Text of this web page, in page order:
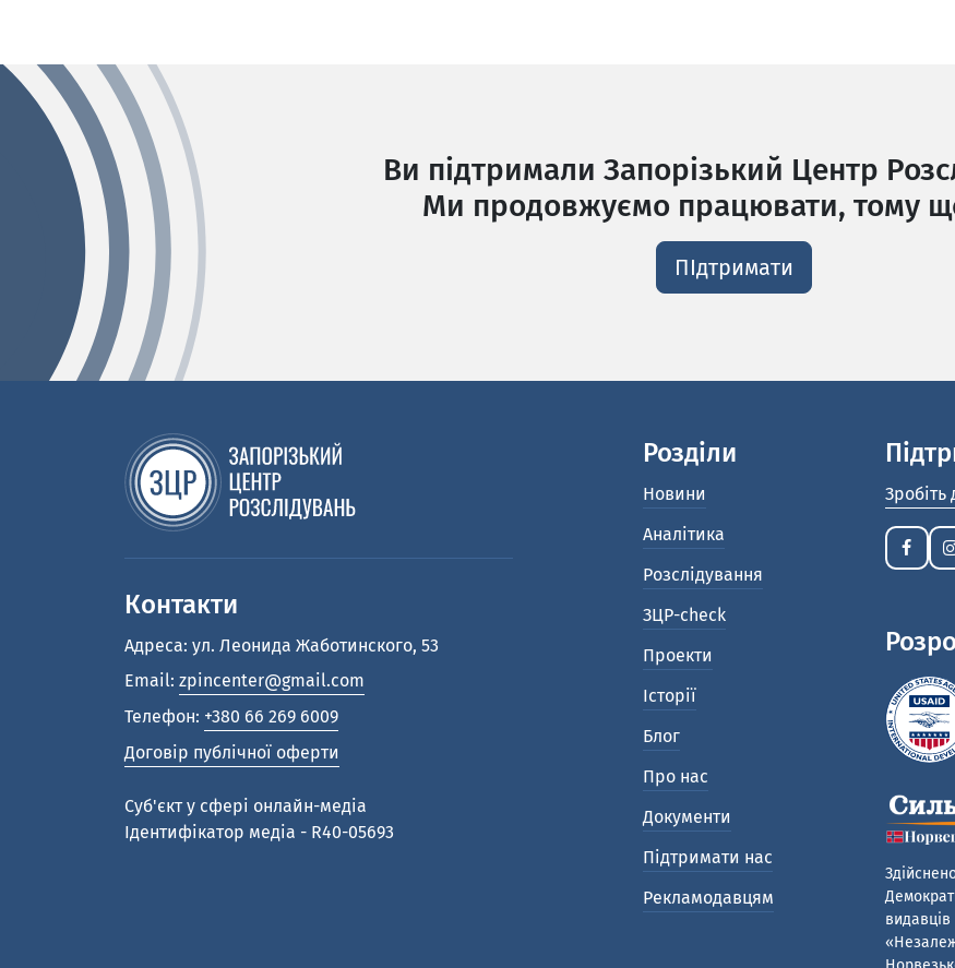
Ви підтримали Запорізький Центр
Ми продовжуємо працювати, тому
ПІдтримати
Контакти
Адреса: ул. Леонида Жаботинского, 53
Email: zpincenter@gmail.com
Телефон: +380 66 269 6009
Договір публічної оферти
Cуб'єкт у сфері онлайн-медіа
Ідентифікатор медіа - R40-05693
Розділи
Новини
Аналітика
Розслідування
ЗЦР-check
Проекти
Історії
Блог
Про нас
Документи
Підтримати нас
Рекламодавцям
Зробіть
видавців